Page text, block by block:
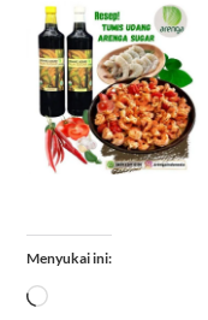
Menyukai ini:
Memuat...